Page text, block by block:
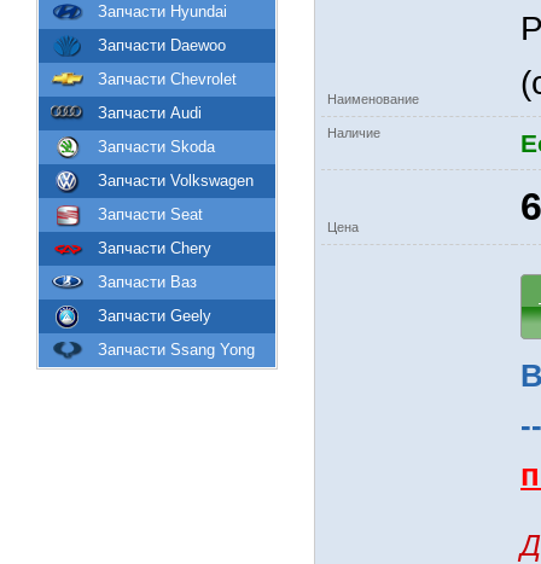
Наименование
Наличие
Цена
Запчасти Hyundai
Запчасти Daewoo
Запчасти Chevrolet
Запчасти Audi
Запчасти Skoda
Запчасти Volkswagen
Запчасти Seat
Запчасти Chery
Запчасти Ваз
Запчасти Geely
Запчасти Ssang Yong